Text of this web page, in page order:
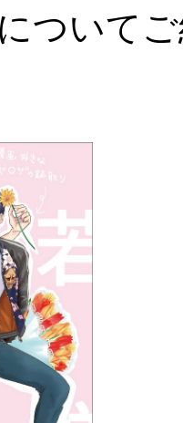
ついて